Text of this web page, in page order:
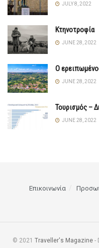
JULY 8, 2022
Κτηνοτροφία
JUNE 28, 2022
Ο
JUNE 28, 2022
Τουρισμός –
JUNE 28, 2022
Επικοινωνία
© 2021 Traveller's Magazine-